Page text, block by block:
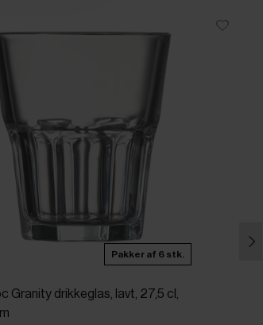
Pakker af 6 stk.
Granity drikkeglas, lavt, 27,5 cl,